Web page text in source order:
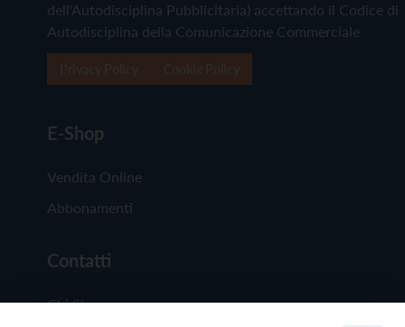
dell'Autodisciplina Pubblicitaria) accettando il Codice di
Autodisciplina della Comunicazione Commerciale
E-Shop
Vendita Online
Abbonamenti
Contatti
Chi Siamo